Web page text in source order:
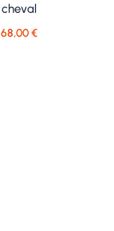
cheval
68,00€